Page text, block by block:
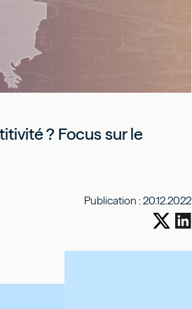
? Focus sur le
Publication :20.12.2022